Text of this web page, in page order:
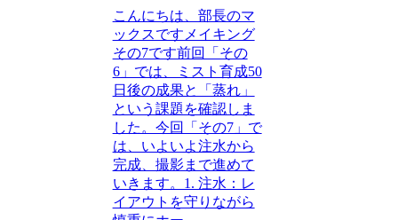
こんにちは、部長のマ
ックスですメイキング
その7です前回「その
6」では、ミスト育成50
日後の成果と「蒸れ」
という課題を確認しま
した。今回「その7」で
は、いよいよ注水から
完成、撮影まで進めて
いきます。1. 注水：レ
イアウトを守りながら